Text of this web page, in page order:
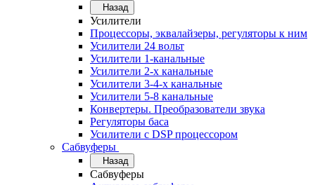
Назад
Усилители
Процессоры, эквалайзеры, регуляторы к ним
Усилители 24 вольт
Усилители 1-канальные
Усилители 2-х канальные
Усилители 3-4-х канальные
Усилители 5-8 канальные
Конвертеры. Преобразователи звука
Регуляторы баса
Усилители с DSP процессором
Сабвуферы
Назад
Сабвуферы